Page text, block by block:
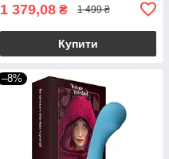
1 379,08 ₴ 1 499 ₴
Купити
–8%